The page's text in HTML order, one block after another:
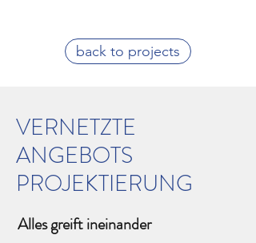
back to projects
VERNETZTE
ANGEBOTS
PROJEKTIERUNG
Alles greift ineinander